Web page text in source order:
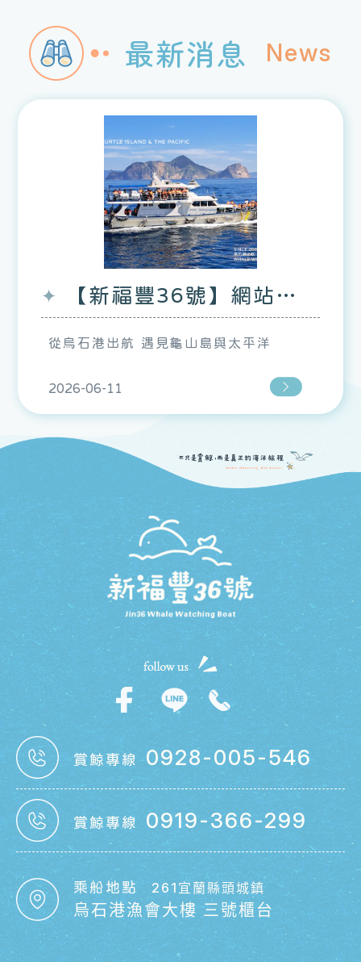
最新消息 News
【新福豐36號】網站新
上線!
從烏石港出航 遇見龜山島與太平洋
2026-06-11
賞鯨專線 0928-005-546
賞鯨專線 0919-366-299
乘船地點 261宜蘭縣頭城鎮
烏石港漁會大樓 三號櫃台